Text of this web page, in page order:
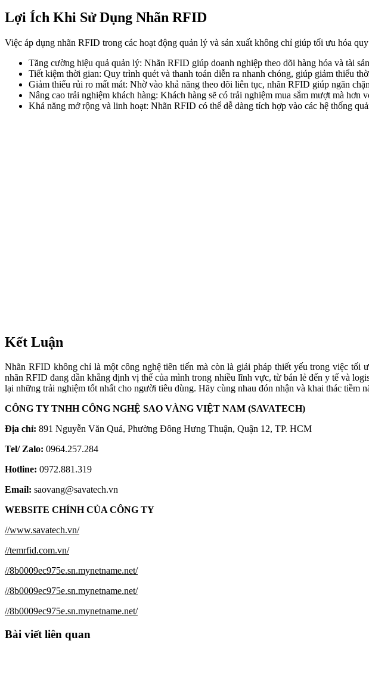
Khả năng mở rộng và linh hoạt: Nhãn RFID có thể dễ dàng tích hợp vào các hệ thống
Địa chỉ: 891 Nguyễn Văn Quá, Phường Đông Hưng Thuận, Quận 12, TP. HCM
Tel/ Zalo:0964.257.284
Hotline:0972.881.319
Email:
saovang@savatech.vn
WEBSITE CHÍNH CỦA CÔNG TY
//temrfid.com.vn/
//8b0009ec975e.sn.mynetname.net/
//8b0009ec975e.sn.mynetname.net/
Bài viết liên quan